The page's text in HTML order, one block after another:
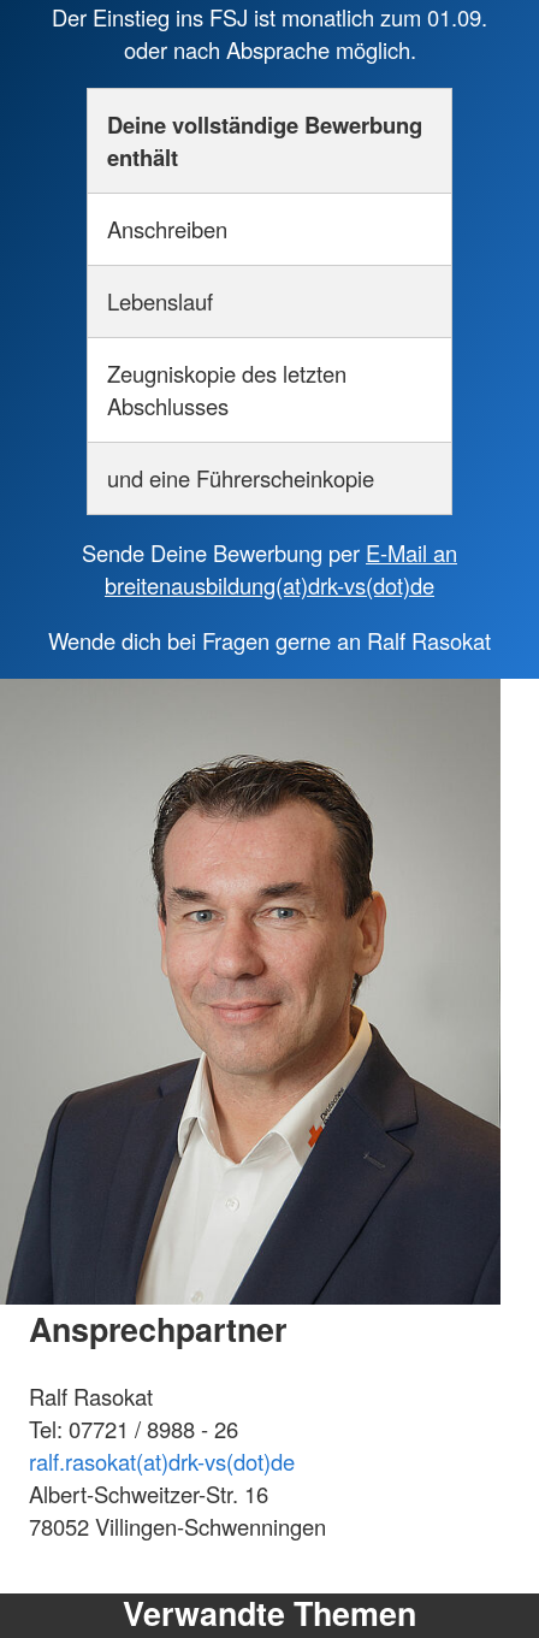
Der Einstieg ins FSJ ist monatlich zum 01.09.
oder nach Absprache möglich.
Deine vollständige Bewerbung
enthält
Anschreiben
Lebenslauf
Zeugniskopie des letzten
Abschlusses
und eine Führerscheinkopie
Sende Deine Bewerbung per E-Mail an
breitenausbildung(at)drk-vs(dot)de
Wende dich bei Fragen gerne an Ralf Rasokat
Ansprechpartner
Ralf Rasokat
Tel: 07721 / 8988 - 26
ralf.rasokat(at)drk-vs(dot)de
Albert-Schweitzer-Str. 16
78052 Villingen-Schwenningen
Verwandte Themen